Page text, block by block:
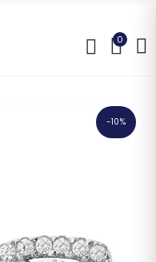
0
-10%